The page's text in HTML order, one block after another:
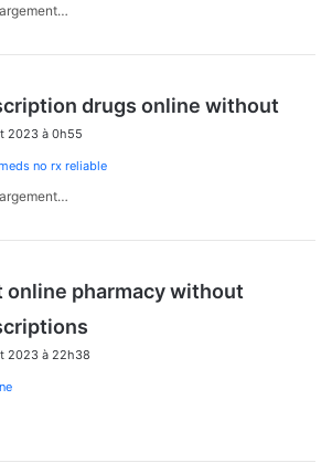
drugs online without
2023 à 0h55
no rx reliable
online pharmacy without
t
2023 à 22h38